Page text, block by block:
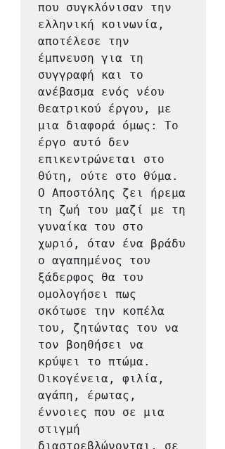
που συγκλόνισαν την
ελληνική κοινωνία,
αποτέλεσε την
έμπνευση για τη
συγγραφή και το
ανέβασμα ενός νέου
θεατρικού έργου, με
μια διαφορά όμως: Το
έργο αυτό δεν
επικεντρώνεται στο
θύτη, ούτε στο θύμα.
Ο Αποστόλης ζει ήρεμα
τη ζωή του μαζί με τη
γυναίκα του στο
χωριό, όταν ένα βράδυ
ο αγαπημένος του
ξάδερφος θα του
ομολογήσει πως
σκότωσε την κοπέλα
του, ζητώντας του να
τον βοηθήσει να
κρύψει το πτώμα.
Οικογένεια, φιλία,
αγάπη, έρωτας,
έννοιες που σε μια
στιγμή
διαστρεβλώνονται, σε